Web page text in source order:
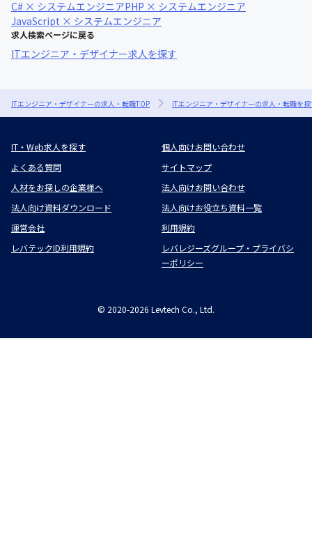
C# × システムエンジニアPHP × システムエンジニア
JavaScript × システムエンジニア
求人検索ページに戻る
ITエンジニア・デザイナー求人を探す
ITエンジニア・デザイナーの求人・転職TOP ITエンジニア・デザイナーの求人・転職を
IT・Web求人を探す
個人向けお問い合わせ
よくある質問
サイトマップ
人材をお探しの企業様へ
法人向けお問い合わせ
法人向け資料ダウンロード
法人向けお役立ち資料一覧
運営会社
利用規約
レバテックID利用規約
レバレジーズグループ・プライバシ
ーポリシー
© 2020-2026 Levtech Co., Ltd.